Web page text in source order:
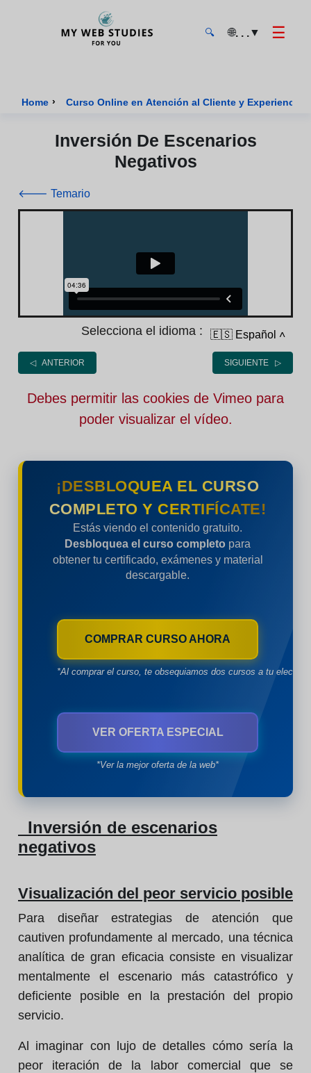
🔍 🌐. . .▼ ☰
Home › Curso Online en Atención al Cliente y Experiencia
Inversión De Escenarios
Negativos
🡐 Temario
Selecciona el idioma : 🇪🇸 Español ˄
◁ ANTERIOR SIGUIENTE ▷
Debes permitir las cookies de Vimeo para
poder visualizar el vídeo.
¡DESBLOQUEA EL CURSO
COMPLETO Y CERTIFÍCATE!
Estás viendo el contenido gratuito.
Desbloquea el curso completo para
obtener tu certificado, exámenes y material
descargable.
COMPRAR CURSO AHORA
*Al comprar el curso, te obsequiamos dos cursos a tu
VER OFERTA ESPECIAL
*Ver la mejor oferta de la web*
Inversión de escenarios
negativos
Visualización del peor servicio posible
Para diseñar estrategias de atención que
cautiven profundamente al mercado, una técnica
analítica de gran eficacia consiste en visualizar
mentalmente el escenario más catastrófico y
deficiente posible en la prestación del propio
servicio.
Al imaginar con lujo de detalles cómo sería la
peor iteración de la labor comercial que se